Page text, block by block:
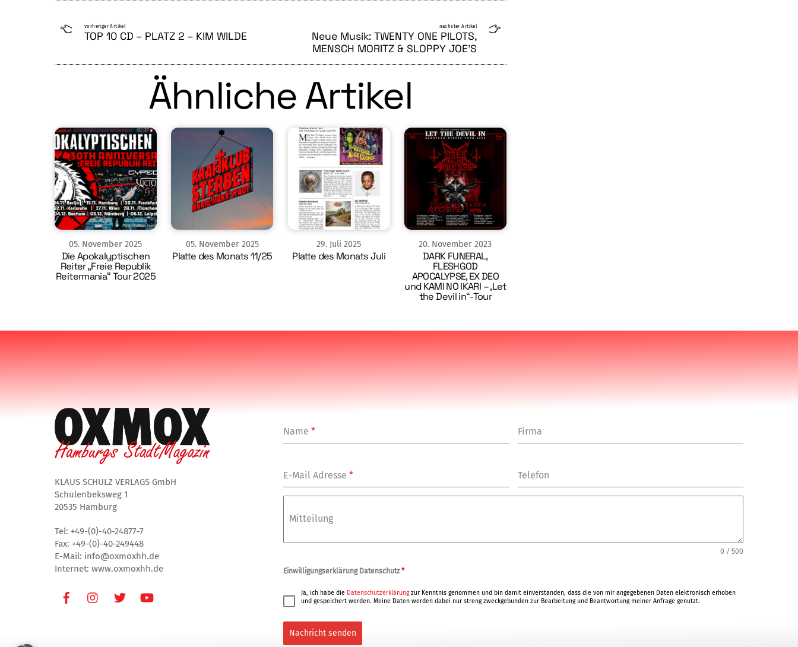
vorheriger Artikel
TOP 10 CD – PLATZ 2 – KIM WILDE
nächster Artikel
Neue Musik: TWENTY ONE PILOTS,
MENSCH MORITZ & SLOPPY JOE’S
Ähnliche Artikel
05. November 2025
Die Apokalyptischen
Reiter „Freie Republik
Reitermania“ Tour 2025
05. November 2025
Platte des Monats 11/25
29. Juli 2025
Platte des Monats Juli
20. November 2023
DARK FUNERAL,
FLESHGOD
APOCALYPSE, EX DEO
und KAMI NO IKARI – ‚Let
the Devil in“-Tour
KLAUS SCHULZ VERLAGS GmbH
Schulenbeksweg 1
20535 Hamburg
Tel: +49-(0)-40-24877-7
Fax: +49-(0)-40-249448
E-Mail: info@oxmoxhh.de
Internet: www.oxmoxhh.de
FacebookInstagramTwitter
Name* Firma
E-Mail Adresse* Telefon
Mitteilung
0 / 500
Einwilligungserklärung Datenschutz*
Ja, ich habe die Datenschutzerklärungzur Kenntnis genommen und bin damit einverstanden, dass die von mir angegebenen Daten elektronisch erhoben
und gespeichert werden. Meine Daten werden dabei nur streng zweckgebunden zur Bearbeitung und Beantwortung meiner Anfrage genutzt.
Nachricht senden